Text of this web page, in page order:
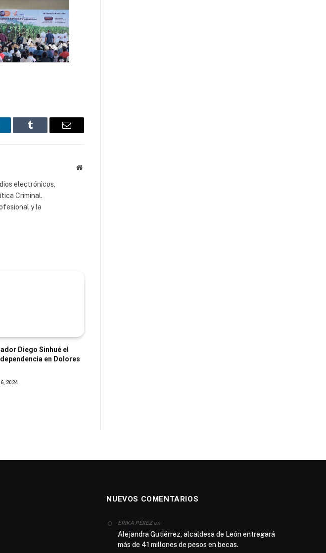
Tumblr Email
Website
electrónicos,
Criminal.
y la
Diego Sinhué el
en Dolores
2024
NUEVOS COMENTARIOS
ERIKA PÉREZen
Alejandra Gutiérrez, alcaldesa de León entregará
más de 41 millones de pesos en becas.